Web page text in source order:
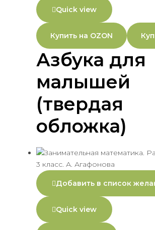
Quick view
Купить на OZON
Азбука для
малышей
(твердая
обложка)
Добавить в список
Quick view